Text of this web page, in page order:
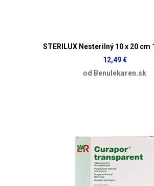
STERILUX Nesterilný 10 x 20 cm
12,49 €
od Benulekaren.sk